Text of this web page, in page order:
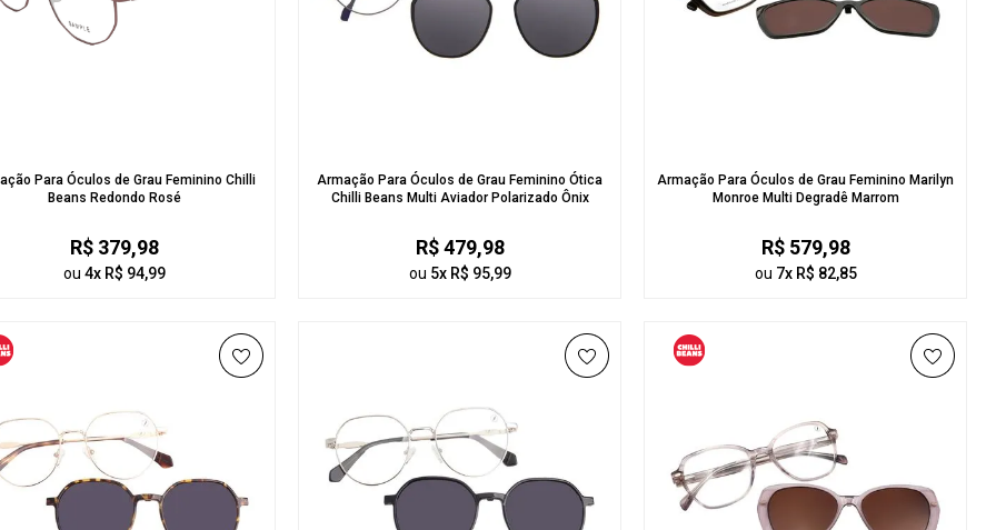
Para Óculos de Grau Feminino Chilli
Beans Redondo Rosé
R$ 379,98
ou 4x R$ 94,99
Armação Para Óculos de Grau Feminino Ótica
Chilli Beans Multi Aviador Polarizado Ônix
R$ 479,98
ou 5x R$ 95,99
Armação Para Óculos de Grau Feminino Marilyn
Monroe Multi Degradê Marrom
R$ 579,98
ou 7x R$ 82,85